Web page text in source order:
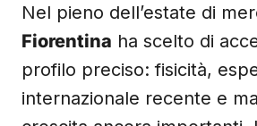
Nel pieno dell’estate di
Fiorentina ha scelto di
profilo preciso: fisicità,
internazionale recente e